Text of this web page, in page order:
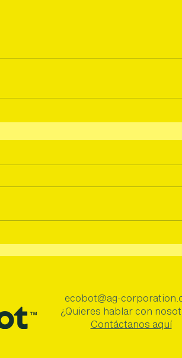
ecobot@ag-
¿Quieres hablar con
Contáctanos aquí